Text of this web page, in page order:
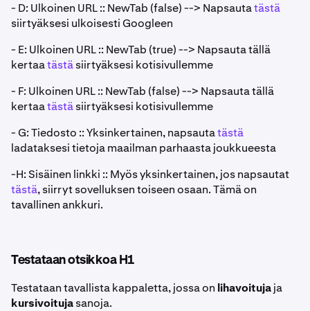
- D: Ulkoinen URL :: NewTab (false) --> Napsautatästä
siirtyäksesi ulkoisesti Googleen
- E: Ulkoinen URL :: NewTab (true) --> Napsauta tällä
kertaatästäsiirtyäksesi kotisivullemme
- F: Ulkoinen URL :: NewTab (false) --> Napsauta tällä
kertaatästäsiirtyäksesi kotisivullemme
- G: Tiedosto :: Yksinkertainen, napsautatästä
ladataksesi tietoja maailman parhaasta joukkueesta
-H: Sisäinen linkki :: Myös yksinkertainen, jos napsautat
tästä, siirryt sovelluksen toiseen osaan. Tämä on
tavallinen ankkuri.
Testataan otsikkoa H1
Testataan tavallista kappaletta, jossa on lihavoitujaja
kursivoitujasanoja.